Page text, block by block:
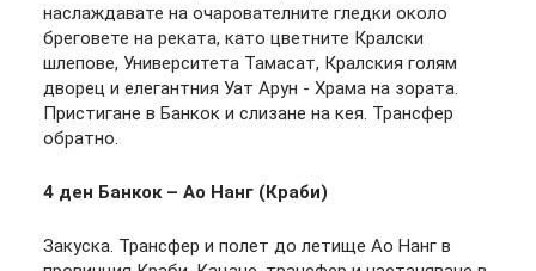
наслаждавате на очарователните гледки около
бреговете на реката, като цветните Кралски
шлепове, Университета Тамасат, Кралския голям
дворец и елегантния Уат Арун - Храма на зората.
Пристигане в Банкок и слизане на кея. Трансфер
обратно.
4 ден Банкок – Ао Нанг (Краби)
Закуска. Трансфер и полет до летище Ао Нанг в